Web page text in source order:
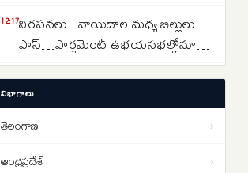
12:17నిరసనలు.. వాయిదాల మధ్య బిల్లులు
పాస్…పార్లమెంట్ ఉభయసభల్లోనూ
ఇదే తంతు
12:08Donald Trump: డొనాల్డ్ ట్రంప్‌కు
షాక్… వసూలు చేసిన అదనపు
టారిఫ్‌లను తిరిగి చెల్లిస్తున్న అమెరికా
Pakistan Imran Khan: పాకిస్థాన్ లో
అలజడి… ఇమ్రాన్ ఖాన్ మద్దతుదారుల
విభాగాలు
తెలంగాణ ›
ఆంధ్రప్రదేశ్ ›